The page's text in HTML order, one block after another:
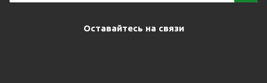
Оставайтесь на связи